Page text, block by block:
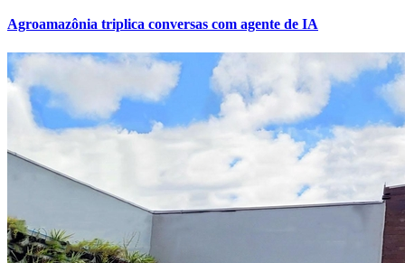
Botafogo
Agroamazônia triplica conversas com agente de IA